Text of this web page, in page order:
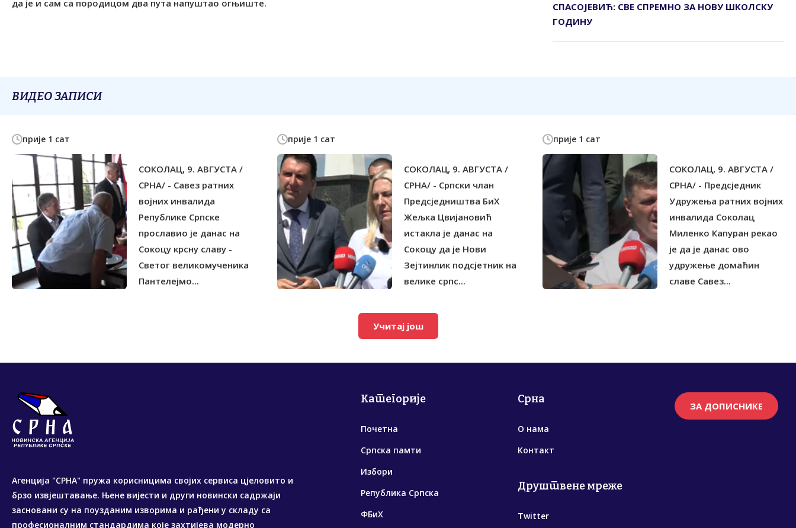
СПАСОЈЕВИЋ: СВЕ СПРЕМНО ЗА НОВУ ШКОЛСКУ
ГОДИНУ
ВИДЕО ЗАПИСИ
прије 1 сат
СОКОЛАЦ, 9. АВГУСТА /
СРНА/ - Савез ратних
војних инвалида
Републике Српске
прославио је данас на
Сокоцу крсну славу -
Светог великомученика
Пантелејмо...
прије 1 сат
СОКОЛАЦ, 9. АВГУСТА /
СРНА/ - Српски члан
Предсједништва БиХ
Жељка Цвијановић
истакла је данас на
Сокоцу да је Нови
Зејтинлик подсјетник на
велике српс...
прије 1 сат
СОКОЛАЦ, 9. АВГУСТА /
СРНА/ - Предсједник
Удружења ратних војних
инвалида Соколац
Миленко Капуран рекао
је да је данас ово
удружење домаћин
славе Савез...
Учитај још
Агенција "СРНА" пружа корисницима својих сервиса цјеловито и
брзо извјештавање. Њене вијести и други новински садржаји
засновани су на поузданим изворима и рађени у складу са
професионалним стандардима које захтијева модерно
Категорије
Почетна
Српска памти
Избори
Република Српска
ФБиХ
Срна
О нама
Контакт
Друштвене мреже
Twitter
ЗА ДОПИСНИКЕ